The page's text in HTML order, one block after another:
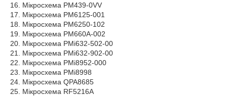
16. Мікросхема PM439-0VV
17. Мікросхема PM6125-001
18. Мікросхема PM6250-102
19. Мікросхема PM660A-002
20. Мікросхема PMi632-502-00
21. Мікросхема PMi632-902-00
22. Мікросхема PMi8952-000
23. Мікросхема PMi8998
24. Мікросхема QPA8685
25. Мікросхема RF5216A